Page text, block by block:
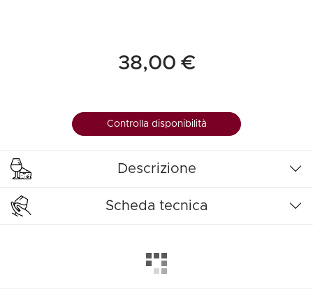
38,00 €
Controlla disponibilità
Descrizione
Scheda tecnica